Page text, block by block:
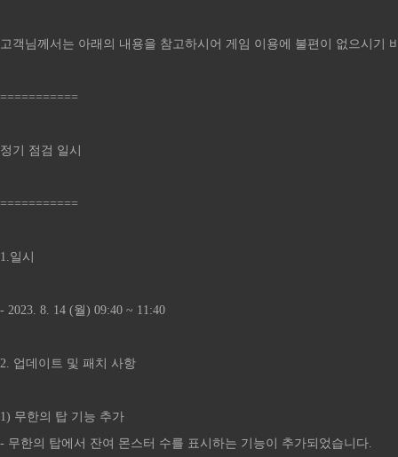
고객님께서는 아래의 내용을 참고하시어 게임 이용에 불편이 없으시기
===========
정기 점검 일시
===========
1.일시
- 2023. 8. 14 (월) 09:40 ~ 11:40
2. 업데이트 및 패치 사항
1) 무한의 탑 기능 추가
- 무한의 탑에서 잔여 몬스터 수를 표시하는 기능이 추가되었습니다.